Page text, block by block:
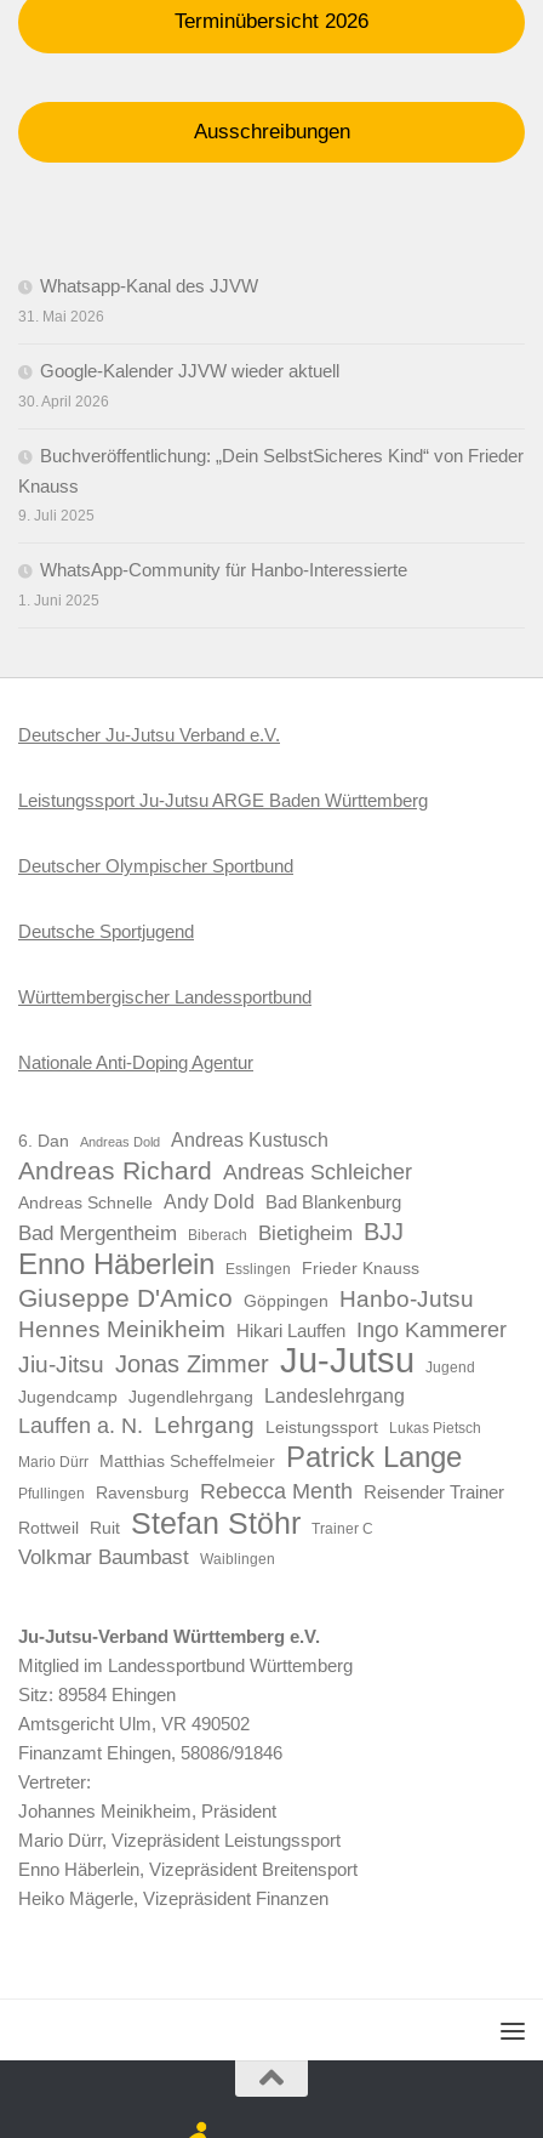
Terminübersicht 2026
Ausschreibungen
Whatsapp-Kanal des JJVW
31. Mai 2026
Google-Kalender JJVW wieder aktuell
30. April 2026
Buchveröffentlichung: „Dein SelbstSicheres Kind“ von Frieder
Knauss
9. Juli 2025
WhatsApp-Community für Hanbo-Interessierte
1. Juni 2025
Deutscher Ju-Jutsu Verband e.V.
Leistungssport Ju-Jutsu ARGE Baden Württemberg
Deutscher Olympischer Sportbund
Deutsche Sportjugend
Württembergischer Landessportbund
Nationale Anti-Doping Agentur
6. Dan Andreas Dold Andreas Kustusch
Andreas Richard Andreas Schleicher
Andreas Schnelle Andy Dold Bad Blankenburg
Bad Mergentheim Biberach Bietigheim BJJ
Enno Häberlein Esslingen Frieder Knauss
Giuseppe D'Amico Göppingen
Hanbo-Jutsu
Hennes Meinikheim
Hikari Lauffen Ingo Kammerer
Jiu-Jitsu Jonas Zimmer Ju-Jutsu Jugend
Jugendcamp Jugendlehrgang Landeslehrgang
Lauffen a. N. Lehrgang Leistungssport
Lukas Pietsch
Mario Dürr
Matthias Scheffelmeier Patrick Lange
Pfullingen Ravensburg Rebecca Menth Reisender Trainer
Rottweil Ruit Stefan Stöhr Trainer C
Volkmar Baumbast Waiblingen
Ju-Jutsu-Verband Württemberg e.V.
Mitglied im Landessportbund Württemberg
Sitz: 89584 Ehingen
Amtsgericht Ulm, VR 490502
Finanzamt Ehingen, 58086/91846
Vertreter:
Johannes Meinikheim, Präsident
Mario Dürr, Vizepräsident Leistungssport
Enno Häberlein, Vizepräsident Breitensport
Heiko Mägerle, Vizepräsident Finanzen